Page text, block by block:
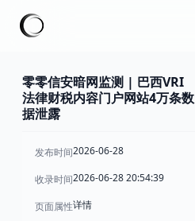
零零信安暗网监测 | 巴西VRI
法律财税内容门户网站4万条数
据泄露
发布时间2026-06-28
收录时间2026-06-28 20:54:39
页面属性详情